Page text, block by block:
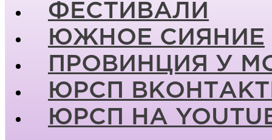
ФЕСТИВАЛИ
ЮЖНОЕ СИЯНИЕ
ПРОВИНЦИЯ У
ЮРСП
ЮРСП НА